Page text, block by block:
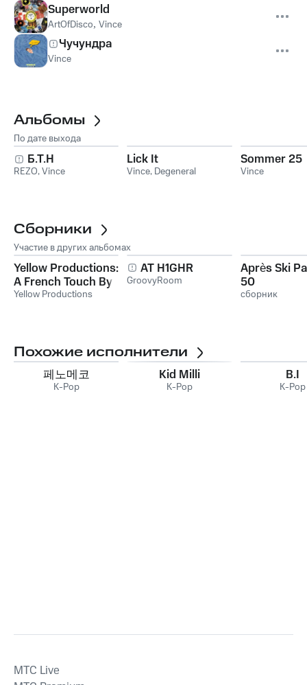
Superworld
ArtOfDisco, Vince
Чучундра
Vince
Альбомы
По дате выхода
Б.Т.Н
REZO,Vince
Lick It
Vince, Degeneral
Sommer 25
Vince
Сборники
Участие в других альбомах
Yellow Productions:
A French Touch By
Bob Sinclar & Dj
Yellow Productions
AT H1GHR
GroovyRoom
Après Ski
50
сборник
Похожие исполнители
페노메코
K-Pop
Kid Milli
K-Pop
B.I
K-Pop
MTС Live